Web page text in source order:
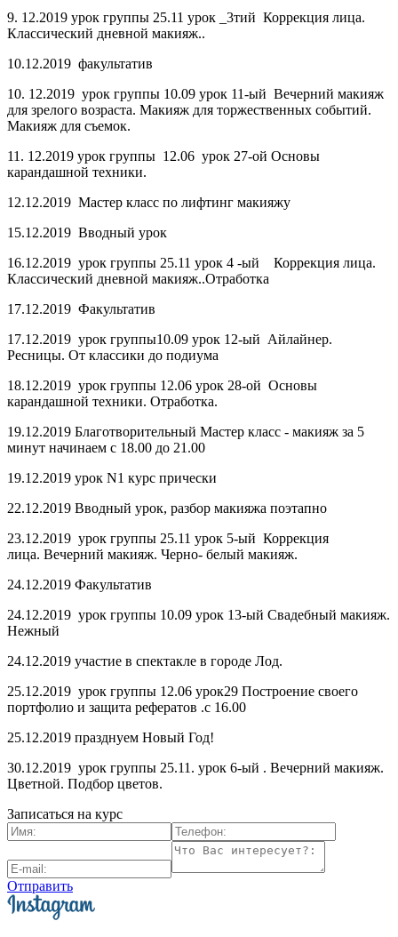
9. 12.2019 урок группы 25.11 урок _3тий Коррекция лица.
Классический дневной макияж..
10.12.2019 факультатив
10. 12.2019 урок группы 10.09 урок 11-ый Вечерний макияж
для зрелого возраста. Макияж для торжественных событий.
Макияж для съемок.
11. 12.2019 урок группы 12.06 урок 27-ой Основы
карандашной техники.
12.12.2019 Мастер класс по лифтинг макияжу
15.12.2019 Вводный урок
16.12.2019 урок группы 25.11 урок 4 -ый Коррекция лица.
Классический дневной макияж..Отработка
17.12.2019 Факультатив
17.12.2019 урок группы10.09 урок 12-ый Айлайнер.
Ресницы. От классики до подиума
18.12.2019 урок группы 12.06 урок 28-ой Основы
карандашной техники. Отработка.
19.12.2019 Благотворительный Мастер класс - макияж за 5
минут начинаем с 18.00 до 21.00
19.12.2019 урок N1 курс прически
22.12.2019 Вводный урок, разбор макияжа поэтапно
23.12.2019 урок группы 25.11 урок 5-ый Коррекция
лица. Вечерний макияж. Черно- белый макияж.
24.12.2019 Факультатив
24.12.2019 урок группы 10.09 урок 13-ый Свадебный макияж.
Нежный
24.12.2019 участие в спектакле в городе Лод.
25.12.2019 урок группы 12.06 урок29 Построение своего
портфолио и защита рефератов .с 16.00
25.12.2019 празднуем Новый Год!
30.12.2019 урок группы 25.11. урок 6-ый . Вечерний макияж.
Цветной. Подбор цветов.
Записаться на курс
Отправить